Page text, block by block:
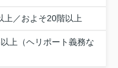
上／およそ20階以上
上（ヘリポート義務な